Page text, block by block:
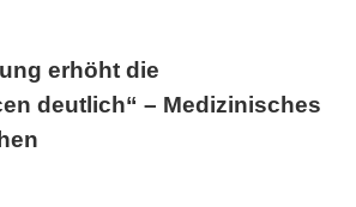
erhöht die
deutlich“ – Medizinisches